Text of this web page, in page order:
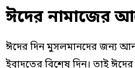
ঈদের নামাজের
ঈদের দিন মুসলমানদের জন্য
ইবাদতের বিশেষ দিন। তাই